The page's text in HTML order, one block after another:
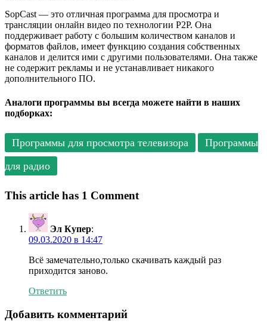
SopCast — это отличная программа для просмотра и
трансляции онлайн видео по технологии P2P. Она
поддерживает работу с большим количеством каналов и
форматов файлов, имеет функцию создания собственных
каналов и делится ими с другими пользователями. Она также
не содержит рекламы и не устанавливает никакого
дополнительного ПО.
Аналоги программы вы всегда можете найти в наших
подборках:
Программы для просмотра телевизора
Программы
для радио
This article has 1 Comment
Эл Купер:
09.03.2020 в 14:47
Всё замечательно,только скачивать каждый раз
приходится заново.
Ответить
Добавить комментарий